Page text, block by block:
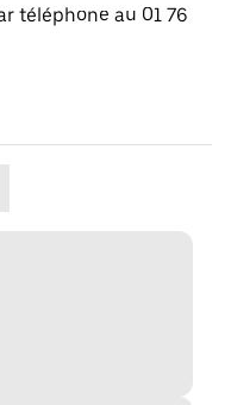
téléphone au 01 76